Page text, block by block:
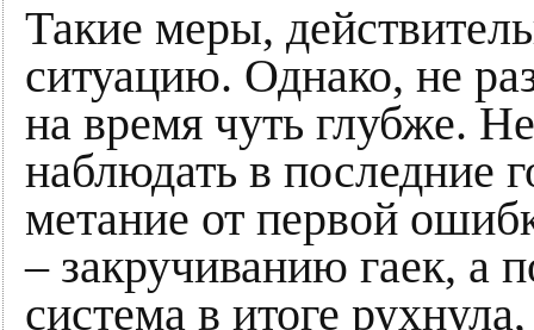
Такие меры,
ситуацию. Однако, не
на время чуть глубже.
наблюдать в последние
метание от первой
– закручиванию гаек, а
система в итоге